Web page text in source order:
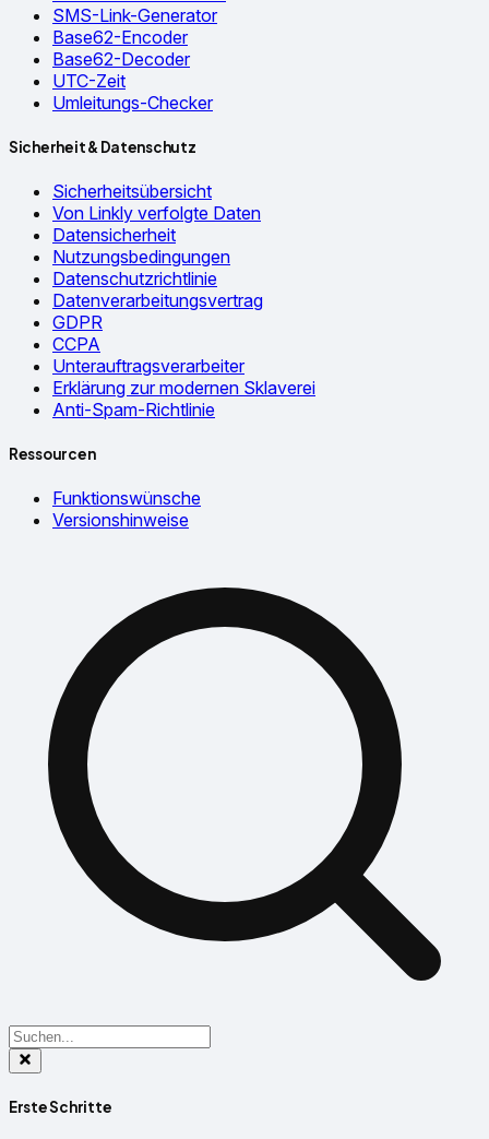
SMS-Link-Generator
Base62-Encoder
Base62-Decoder
UTC-Zeit
Umleitungs-Checker
Sicherheit & Datenschutz
Sicherheitsübersicht
Von Linkly verfolgte Daten
Datensicherheit
Nutzungsbedingungen
Datenschutzrichtlinie
Datenverarbeitungsvertrag
GDPR
CCPA
Unterauftragsverarbeiter
Erklärung zur modernen Sklaverei
Anti-Spam-Richtlinie
Ressourcen
Funktionswünsche
Versionshinweise
Erste Schritte